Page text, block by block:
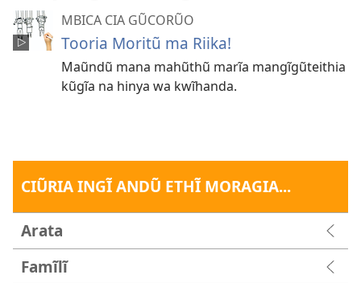
MBICA CIA GŨCORŨO
Tooria Moritũ ma Riika!
Maũndũ mana mahũthũ marĩa mangĩgũteithia
kũgĩa na hinya wa kwĩhanda.
CIŨRIA INGĨ ANDŨ ETHĨ MORAGIA...
Arata
Famĩlĩ